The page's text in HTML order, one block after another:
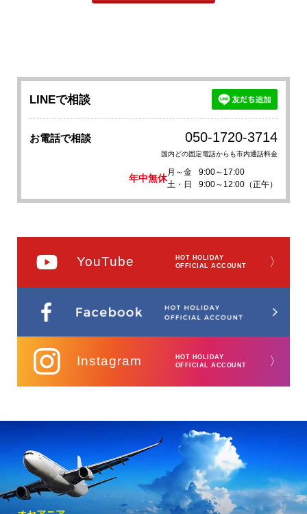
LINEで相談
お電話で相談 050-1720-3714
国内どの固定電話からも市内通話料金
年中無休
月～金
9:00～17:00
土・日
9:00～12:00（正午）
YouTube
HOT HOLIDAY
OFFICIAL ACCOUNT
〉
Instagram
HOT HOLIDAY
OFFICIAL ACCOUNT
〉